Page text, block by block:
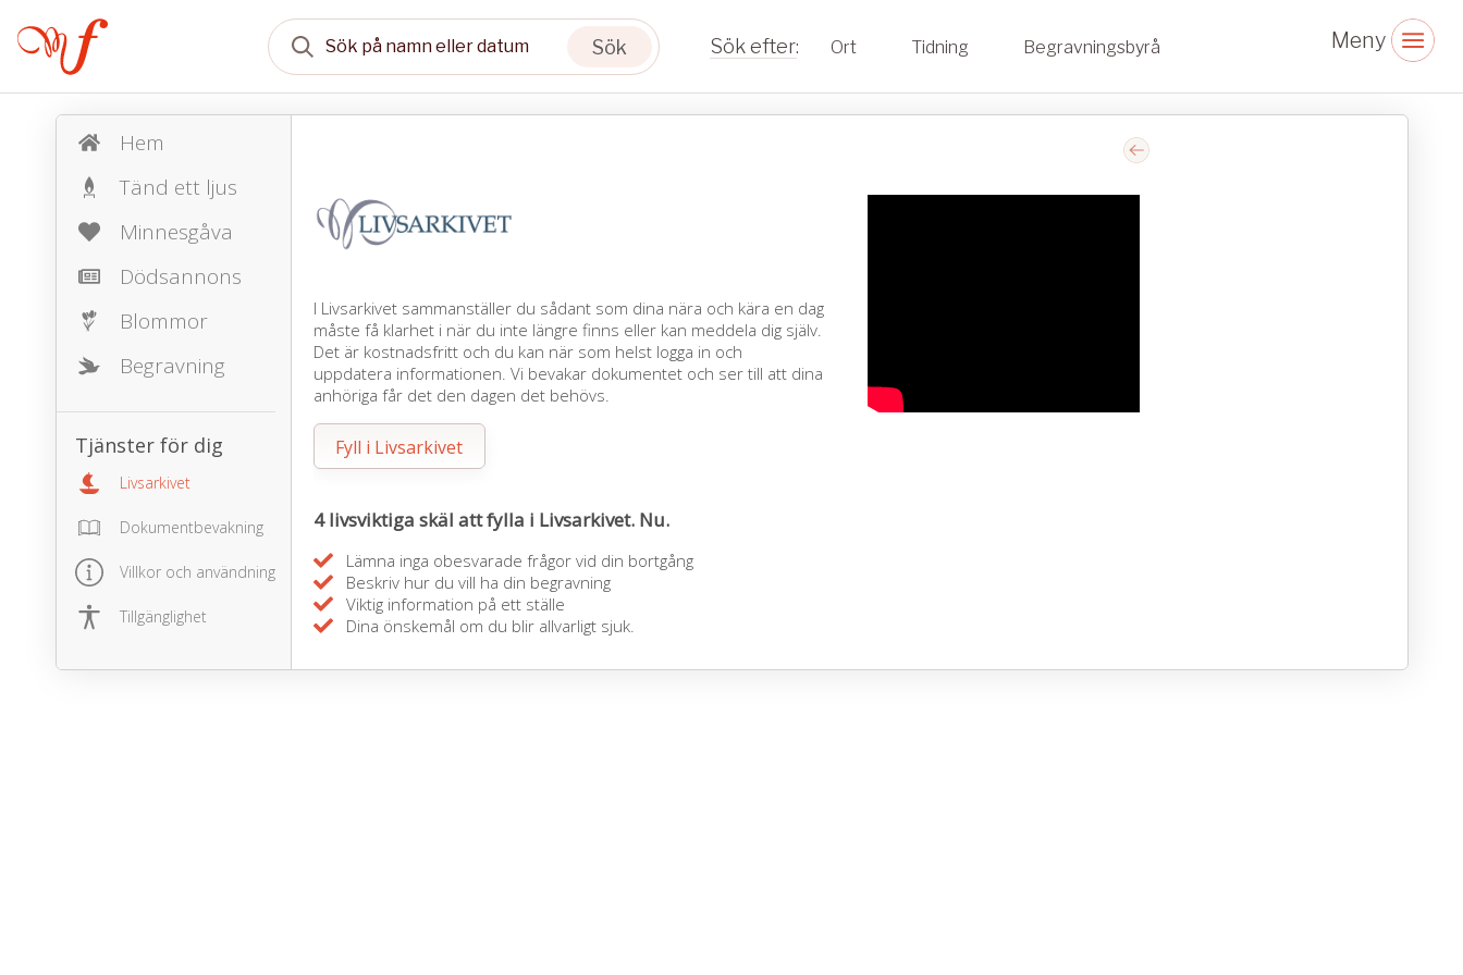
Sök Ort Tidning Begravningsbyrå
Hem
Tänd ett ljus
Minnesgåva
Dödsannons
Blommor
Begravning
Tjänster för dig
Livsarkivet
Dokumentbevakning
Villkor och användning
Tillgänglighet
I Livsarkivet sammanställer du sådant som dina nära och kära en dag
måste få klarhet i när du inte längre finns eller kan meddela dig själv.
Det är kostnadsfritt och du kan när som helst logga in och
uppdatera informationen. Vi bevakar dokumentet och ser till att dina
anhöriga får det den dagen det behövs.
Fyll i Livsarkivet
4 livsviktiga skäl att fylla i Livsarkivet. Nu.
Lämna inga obesvarade frågor vid din bortgång
Beskriv hur du vill ha din begravning
Viktig information på ett ställe
Dina önskemål om du blir allvarligt sjuk.